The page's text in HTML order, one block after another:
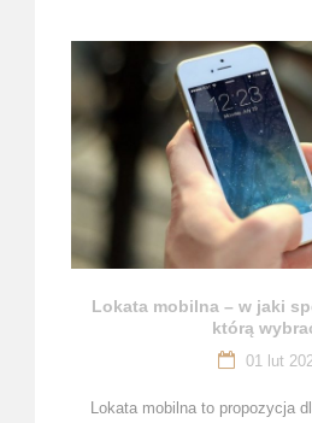
Lokata mobilna – w jaki
którą
01 lut
Lokata mobilna to propozycja